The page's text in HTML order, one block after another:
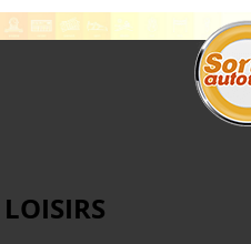
LOISIRS